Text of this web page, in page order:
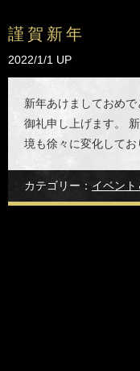
謹賀新年
2022/1/1 UP
新年あけましておめ
御礼申し上げます。
境も徐々に変化して
カテゴリー： イベント